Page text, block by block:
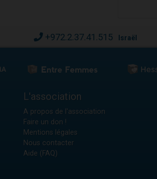
+972.2.37.41.515 Israël
L'association
A propos de l'association
Faire un don !
Mentions légales
Nous contacter
Aide (FAQ)